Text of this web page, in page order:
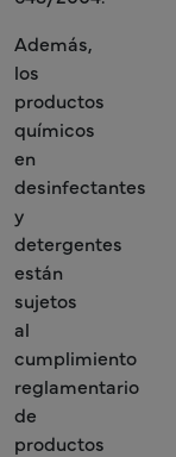
Además,
los
productos
químicos
en
desinfectantes
y
detergentes
están
sujetos
al
cumplimiento
reglamentario
de
productos